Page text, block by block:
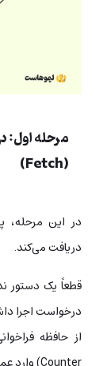
مرحله اول:
(Fetch)
دریافت می‌کند.
قطعاً یک دستور